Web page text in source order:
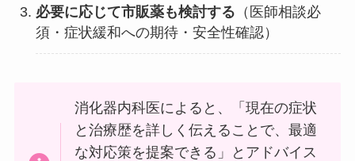
必要に応じて市販薬も検討する （医師相談必
須・症状緩和への期待・安全性確認）
消化器内科医によると、「現在の症状
と治療歴を詳しく伝えることで、最適
な対応策を提案できる」とアドバイス